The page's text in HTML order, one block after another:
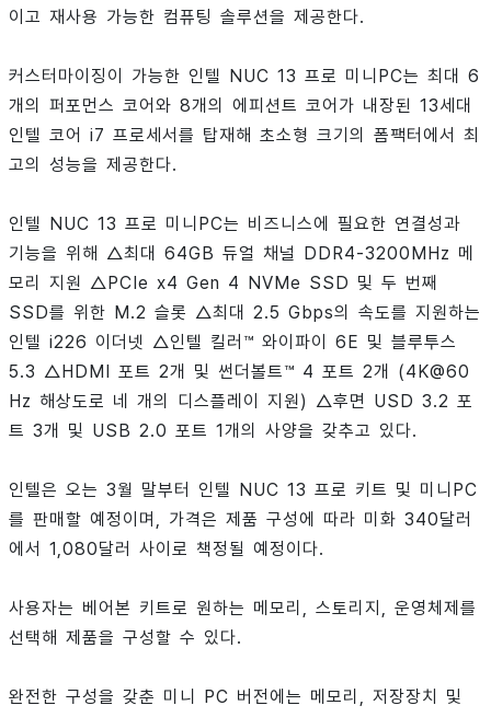
이고 재사용 가능한 컴퓨팅 솔루션을 제공한다.
커스터마이징이 가능한 인텔 NUC 13 프로 미니PC는 최대 6
개의 퍼포먼스 코어와 8개의 에피션트 코어가 내장된 13세대
인텔 코어 i7 프로세서를 탑재해 초소형 크기의 폼팩터에서 최
고의 성능을 제공한다.
인텔 NUC 13 프로 미니PC는 비즈니스에 필요한 연결성과
기능을 위해 △최대 64GB 듀얼 채널 DDR4-3200MHz 메
모리 지원 △PCIe x4 Gen 4 NVMe SSD 및 두 번째
SSD를 위한 M.2 슬롯 △최대 2.5 Gbps의 속도를 지원하는
인텔 i226 이더넷 △인텔 킬러™ 와이파이 6E 및 블루투스
5.3 △HDMI 포트 2개 및 썬더볼트™ 4 포트 2개 (4K@60
Hz 해상도로 네 개의 디스플레이 지원) △후면 USD 3.2 포
트 3개 및 USB 2.0 포트 1개의 사양을 갖추고 있다.
인텔은 오는 3월 말부터 인텔 NUC 13 프로 키트 및 미니PC
를 판매할 예정이며, 가격은 제품 구성에 따라 미화 340달러
에서 1,080달러 사이로 책정될 예정이다.
사용자는 베어본 키트로 원하는 메모리, 스토리지, 운영체제를
선택해 제품을 구성할 수 있다.
완전한 구성을 갖춘 미니 PC 버전에는 메모리, 저장장치 및